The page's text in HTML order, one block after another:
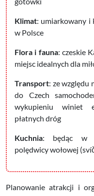
Klimat: umiarkowany i
w Polsce
Flora i fauna: czeskie
miejsc idealnych dla
Transport: ze względu
do Czech
wykupieniu winiet
płatnych dróg
Kuchnia: będąc w
polędwicy wołowej
Planowanie atrakcji i